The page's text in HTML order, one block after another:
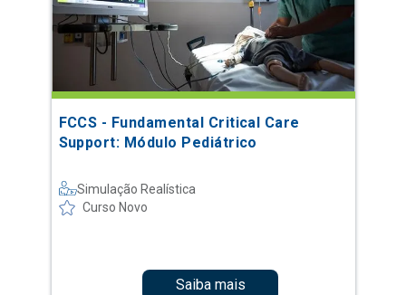
FCCS - Fundamental Critical Care
Support: Módulo Pediátrico
Simulação Realística
Curso Novo
Saiba mais